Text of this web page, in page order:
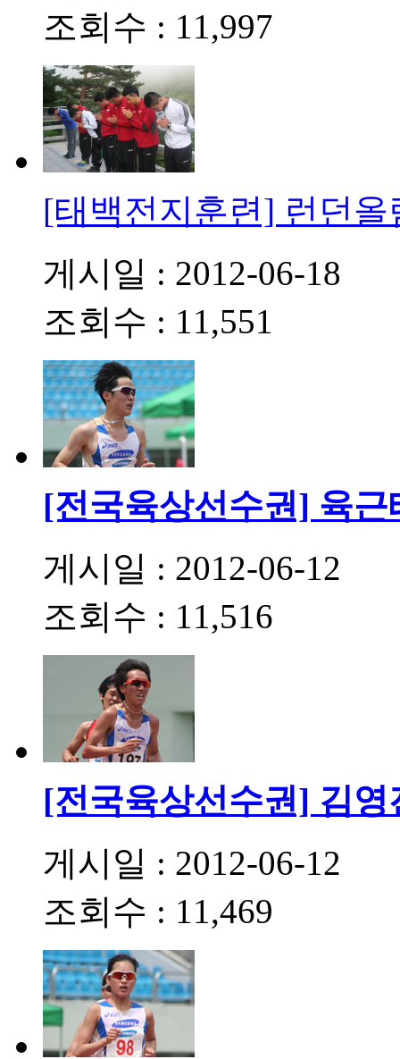
조회수 : 11,997
[태백전지훈련] 런던
게시일 : 2012-06-18
조회수 : 11,551
[전국육상선수권] 육
게시일 : 2012-06-12
조회수 : 11,516
[전국육상선수권] 김영
게시일 : 2012-06-12
조회수 : 11,469